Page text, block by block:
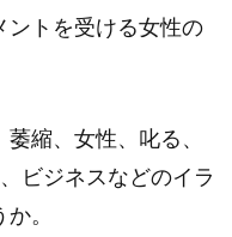
ントを受ける女性の
縮、女性、叱る、
ビジネスなどのイラ
。